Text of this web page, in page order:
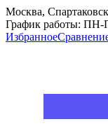
Москва,
График работы: ПН-
Избранное